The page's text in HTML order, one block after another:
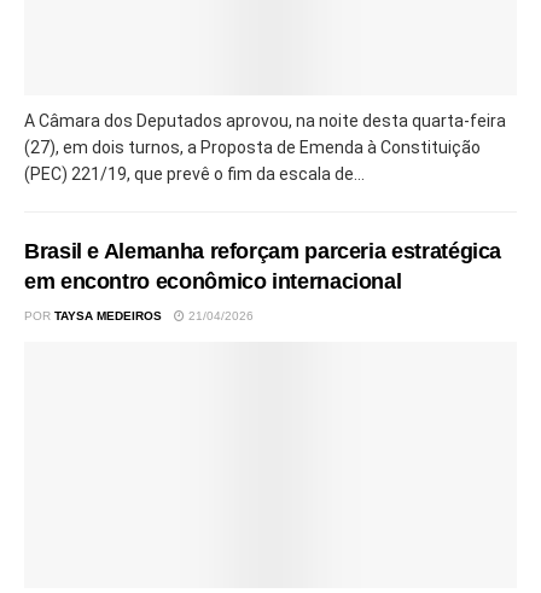
A Câmara dos Deputados aprovou, na noite desta quarta-feira
(27), em dois turnos, a Proposta de Emenda à Constituição
(PEC) 221/19, que prevê o fim da escala de...
Brasil e Alemanha reforçam parceria estratégica
em encontro econômico internacional
POR TAYSA MEDEIROS 21/04/2026